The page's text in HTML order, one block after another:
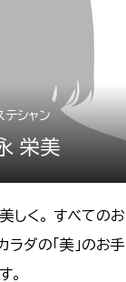
テシャン
栄美
しく。 すべてのお
ラダの「美」のお手
。